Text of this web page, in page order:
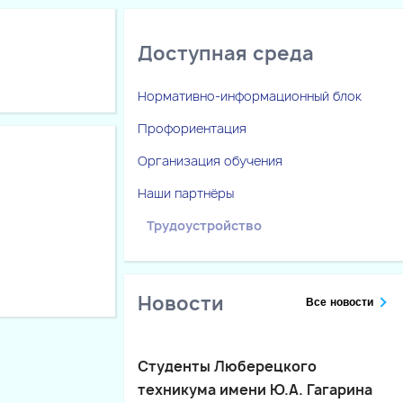
Доступная среда
Нормативно-информационный блок
Профориентация
Организация обучения
Наши партнёры
Трудоустройство
Новости Все новости
Студенты Люберецкого
техникума имени Ю.А. Гагарина